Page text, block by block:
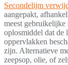
Secondelijm
aangepakt,
meest gebruikelijke
oplosmiddel dat de
oppervlakken
zijn. Alternatieve
zeepsop, olie, of